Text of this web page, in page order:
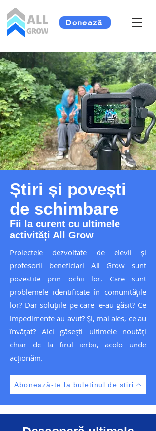
Donează
Știri și povești
de schimbare
Fii la curent cu ultimele
activități All Grow
Proiectele dezvoltate de elevii și
profesorii beneficiari All Grow sunt
povestite prin ochii lor. Care sunt
problemele identificate în comunitățile
lor? Dar soluțiile pe care le-au găsit? Ce
impedimente au avut? Și, mai ales, ce au
învățat? Aici găsești ultimele noutăți
chiar de la firul ierbii, acolo unde
acționăm.
Abonează-te la buletinul de știri